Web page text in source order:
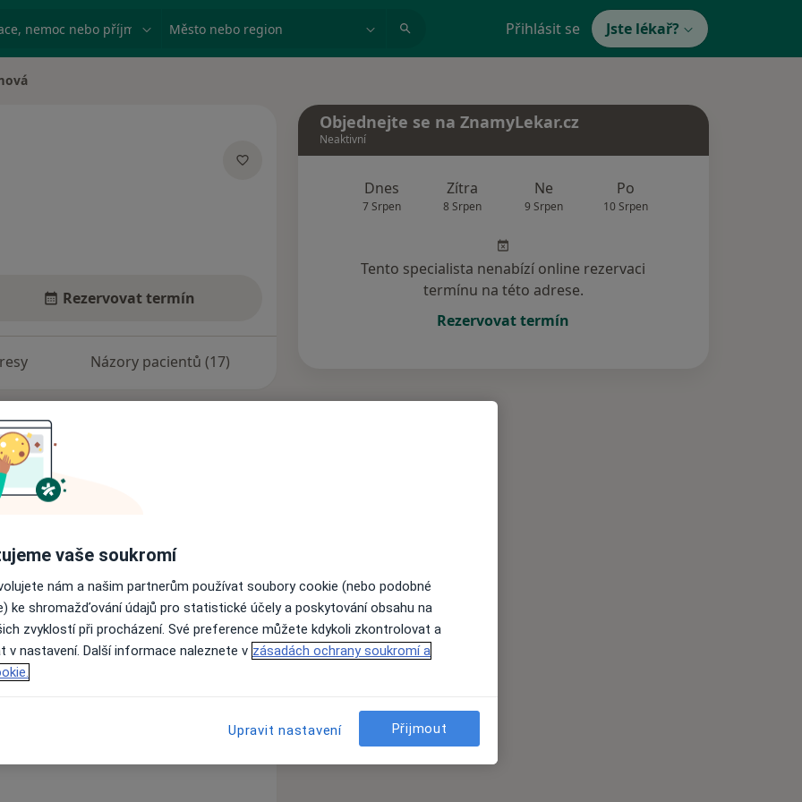
nemoc nebo příjmení Město nebo region Přihlásit se Jste lékař?
Rezervovat termín
Názory pacientů (17)
Neurologické poruchy
Objednejte se na ZnamyLekar.cz
Neaktivní
Dnes
7 Srpen
Zítra
8 Srpen
Ne
9 Srpen
Po
10 Srpen
Tento specialista nenabízí online rezervaci
termínu na této adrese.
Rezervovat termín
vaše soukromí
nám a našim partnerům používat soubory cookie (nebo podobné
ke shromažďování údajů pro statistické účely a poskytování obsahu na
zvyklostí při procházení. Své preference můžete kdykoli zkontrolovat a
v nastavení. Další informace naleznete v zásadách ochrany soukromí a
Upravit nastavení Přijmout